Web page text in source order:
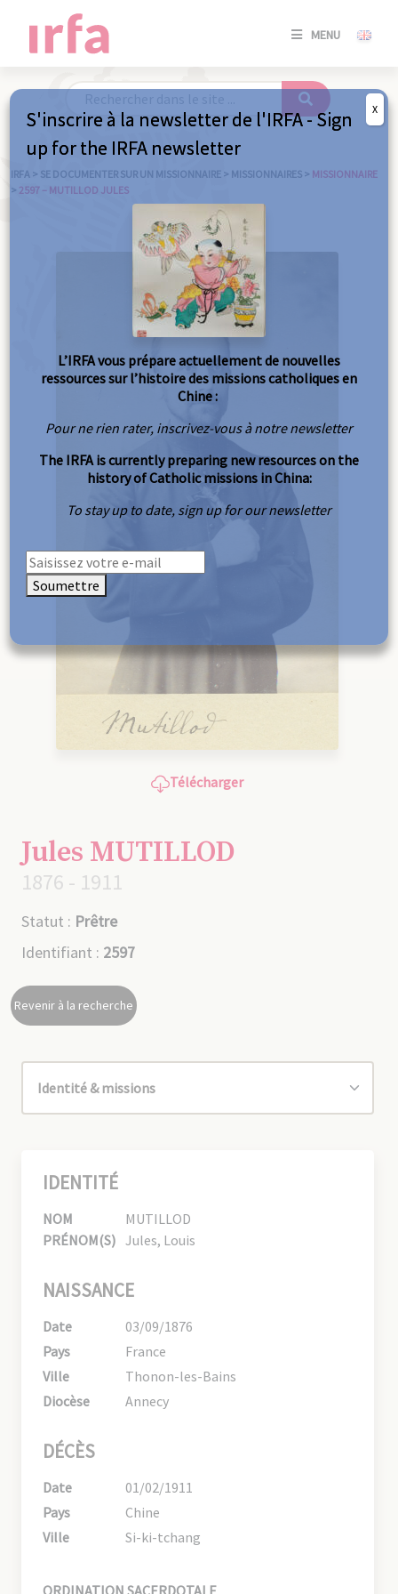
MENU
SE
/
IRFA > SE DOCUMENTER SUR UN MISSIONNAIRE > MISSIONNAIRES > MISSIONNAIRE
> 2597 – MUTILLOD JULES
Télécharger
Jules MUTILLOD
1876 - 1911
Statut : Prêtre
Identifiant : 2597
Revenir à la recherche
IDENTITÉ
NOM
MUTILLOD
PRÉNOM(S) Jules, Louis
NAISSANCE
Date
03/09/1876
Pays
France
Ville
Thonon-les-Bains
Diocèse
Annecy
DÉCÈS
Date
01/02/1911
Pays
Chine
Ville
Si-ki-tchang
S'inscrire à la newsletter de l'IRFA - Sign
up for the IRFA newsletter
L’IRFA vous prépare actuellement de nouvelles
ressources sur l’histoire des missions catholiques en
Chine :
Pour ne rien rater, inscrivez-vous à notre newsletter
The IRFA is currently preparing new resources on the
history of Catholic missions in China:
To stay up to date, sign up for our newsletter
Soumettre
X